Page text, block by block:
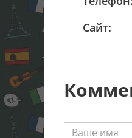
Сайт: